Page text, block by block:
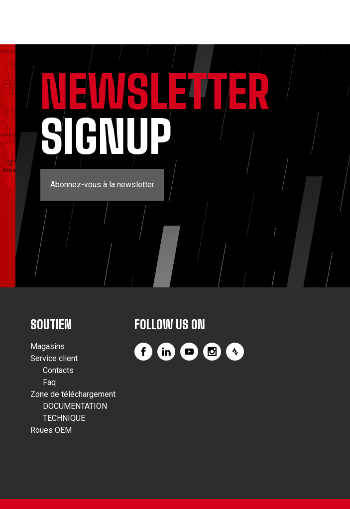
NEWSLETTER
SIGNUP
Abonnez-vous à la newsletter
SOUTIEN
Magasins
Service client
Contacts
Faq
Zone de téléchargement
DOCUMENTATION
TECHNIQUE
Roues OEM
FOLLOW US ON